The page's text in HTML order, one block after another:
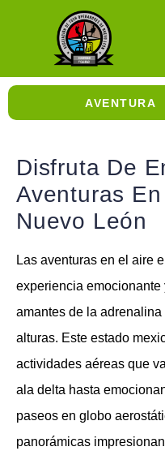
AVENTURA
Disfruta De
Aventuras
Nuevo León
Las aventuras en el aire
experiencia
amantes de la
alturas. Este estado
actividades aéreas que
ala delta hasta
paseos en globo
panorámicas